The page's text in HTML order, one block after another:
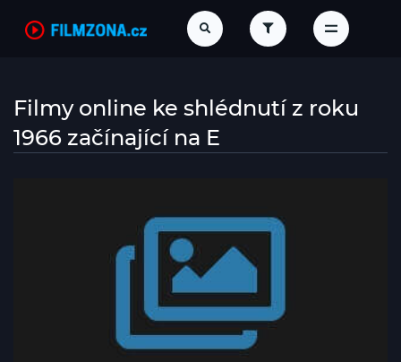
Filmy online ke shlédnutí z roku
1966 začínající na E